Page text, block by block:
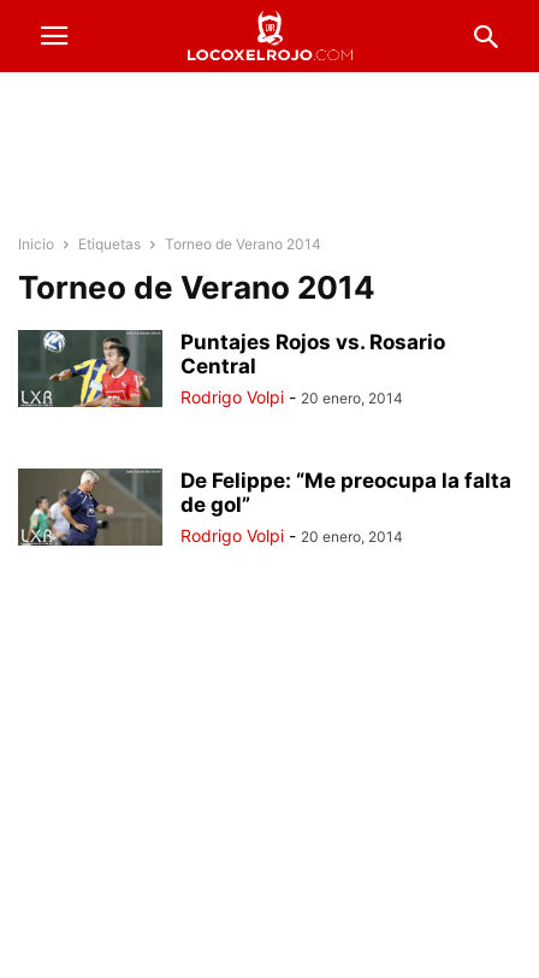
Inicio Etiquetas Torneo de Verano 2014
Torneo de Verano 2014
Puntajes Rojos vs. Rosario
Central
Rodrigo Volpi - 20 enero, 2014
De Felippe: “Me preocupa la falta
de gol”
Rodrigo Volpi - 20 enero, 2014